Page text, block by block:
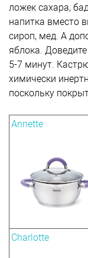
ложек сахара,
напитка вместо
сироп, мед. А
яблока.
5-7 минут.
химически
поскольку
Annette
Charlotte